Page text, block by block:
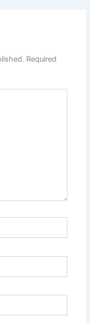
Required